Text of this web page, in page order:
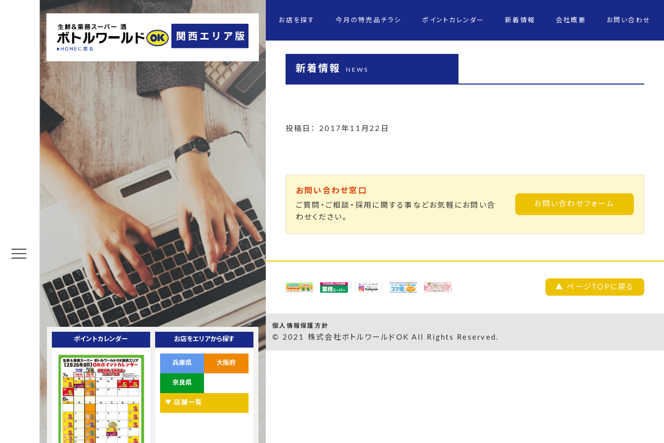
ポイントカレンダー お店をエリアから探す
兵庫県 大阪府
奈良県
▼ 店舗一覧
お店を探す 今月の特売品チラシ ポイントカレンダー 新着情報 会社概要 お問い合わせ
新着情報 NEWS
投稿日： 2017年11月22日
お問い合わせ窓口
ご質問・ご相談・採用に関する事などお気軽にお問い合
わせください。
お問い合わせフォーム
▲ ページTOPに戻る
個人情報保護方針
© 2021 株式会社ボトルワールドOK All Rights Reserved.